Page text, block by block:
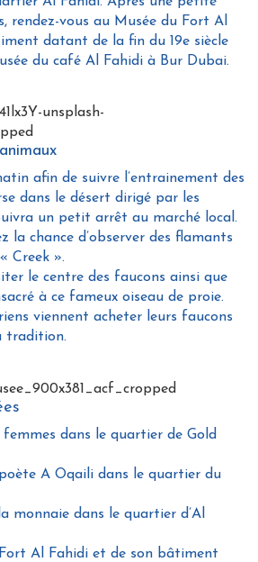
rendez-vous au Musée du Fort Al
datant de la fin du 19e siècle
du café Al Fahidi à Bur Dubai.
afin de suivre l’entrainement des
dans le désert dirigé par les
un petit arrêt au marché local.
la chance d’observer des flamants
Creek ».
le centre des faucons ainsi que
à ce fameux oiseau de proie.
viennent acheter leurs faucons
tradition.
dans le quartier de Gold
A Oqaili dans le quartier du
monnaie dans le quartier d’Al
Al Fahidi et de son bâtiment